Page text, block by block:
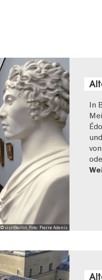
© visitBerlin, Foto: Pierre Adenis
In